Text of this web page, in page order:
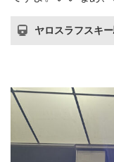
ヤロスラフスキ